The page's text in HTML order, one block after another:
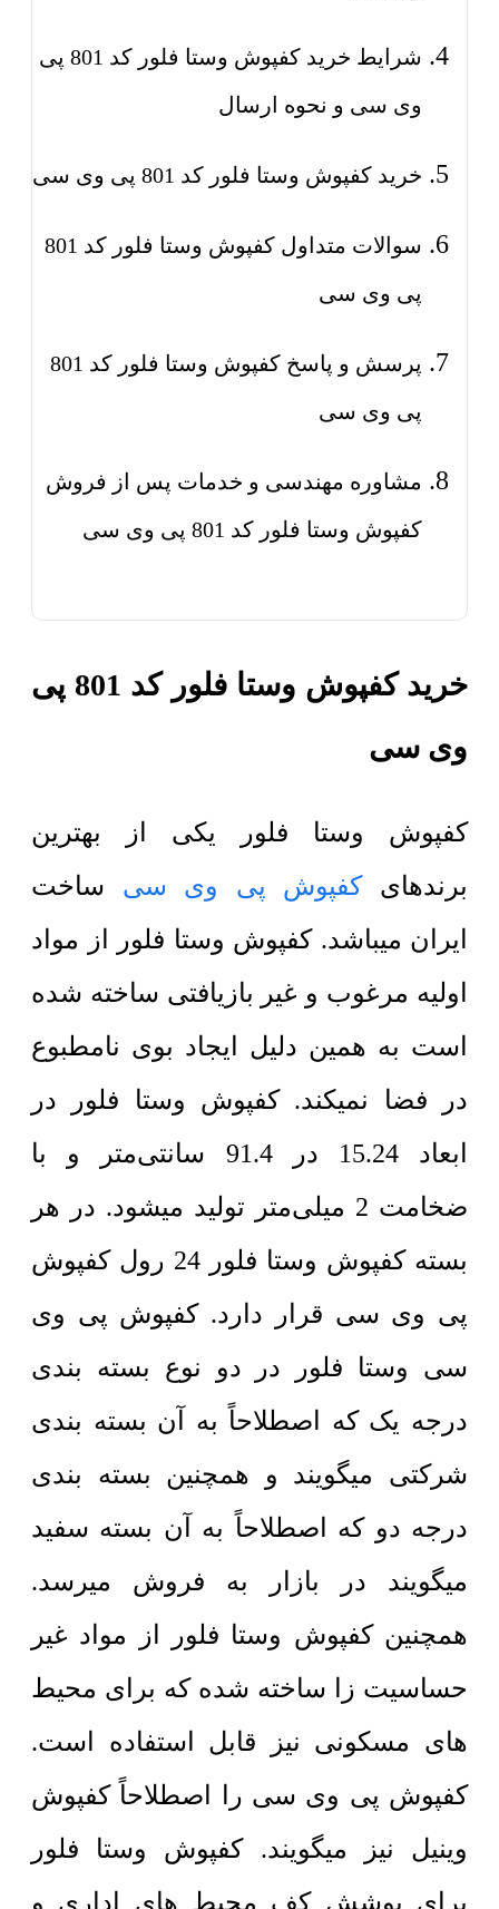
شرایط خرید کفپوش وستا فلور کد 801 پی
وی سی و نحوه ارسال
خرید کفپوش وستا فلور کد 801 پی وی سی
سوالات متداول کفپوش وستا فلور کد 801
پی وی سی
پرسش و پاسخ کفپوش وستا فلور کد 801
پی وی سی
مشاوره مهندسی و خدمات پس از فروش
کفپوش وستا فلور کد 801 پی وی سی
خرید کفپوش وستا فلور کد 801 پی
وی سی
کفپوش وستا فلور یکی از بهترین
برندهای
کفپوش پی وی سی
ساخت
ایران میباشد. کفپوش وستا فلور از مواد
اولیه مرغوب و غیر بازیافتی ساخته شده
است به همین دلیل ایجاد بوی نامطبوع
در فضا نمیکند. کفپوش وستا فلور در
ابعاد 15.24 در 91.4 سانتی‌متر و با
ضخامت 2 میلی‌متر تولید میشود. در هر
بسته کفپوش وستا فلور 24 رول کفپوش
پی وی سی قرار دارد. کفپوش پی وی
سی وستا فلور در دو نوع بسته بندی
درجه یک که اصطلاحاً به آن بسته بندی
شرکتی میگویند و همچنین بسته بندی
درجه دو که اصطلاحاً به آن بسته سفید
میگویند در بازار به فروش میرسد.
همچنین کفپوش وستا فلور
از مواد غیر
حساسیت زا ساخته شده که برای محیط
های مسکونی نیز قابل استفاده است.
کفپوش پی وی سی را اصطلاحاً کفپوش
وینیل نیز میگویند. کفپوش وستا فلور
برای پوشش کف محیط های اداری و